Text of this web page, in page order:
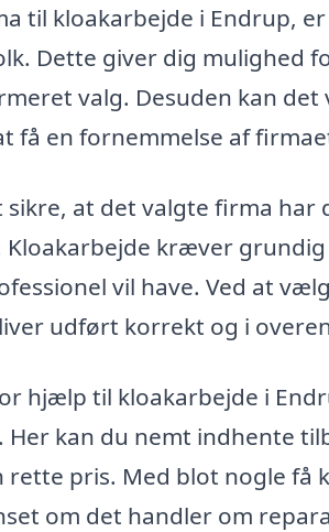
til kloakarbejde i Endrup,
Dette giver dig mulighed
valg. Desuden kan
få en fornemmelse af
sikre, at det valgte firma
kræver
vil have. Ved at
udført korrekt og i
hjælp til kloakarbejde i
kan du nemt indhente
rette pris. Med blot nogle
om det handler om